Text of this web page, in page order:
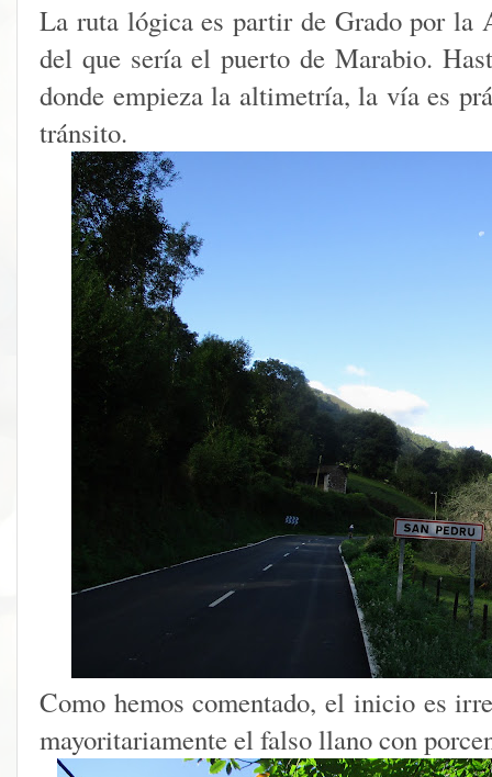
La ruta lógica es partir de Grado por la
del que sería el puerto de Marabio.
donde empieza la altimetría, la vía es
tránsito.
Como hemos comentado, el inicio es
mayoritariamente el falso llano con